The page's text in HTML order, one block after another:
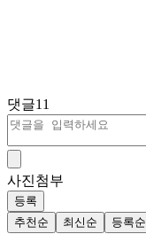
댓글11
사진첨부
등록
추천순
최신순 등록순